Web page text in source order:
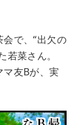
で、“出欠の
菜さん。
友Bが、実